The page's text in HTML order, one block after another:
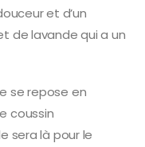
et d’un
de lavande qui a un
se repose en
coussin
sera là pour le